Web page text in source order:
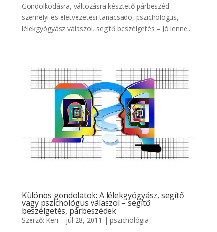
Gondolkodásra, változásra késztető párbeszéd –
személyi és életvezetési tanácsadó, pszichológus,
lélekgyógyász válaszol, segítő beszélgetés – Jó lenne...
Különös gondolatok: A lélekgyógyász, segítő
vagy pszichológus válaszol – segítő
beszélgetés, párbeszédek
Szerző: Keri | júl 28, 2011 | pszichológia